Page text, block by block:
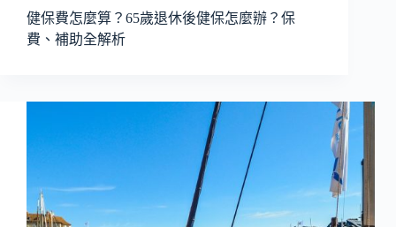
健保費怎麼算？65歲退休後健保怎麼辦？保
費、補助全解析